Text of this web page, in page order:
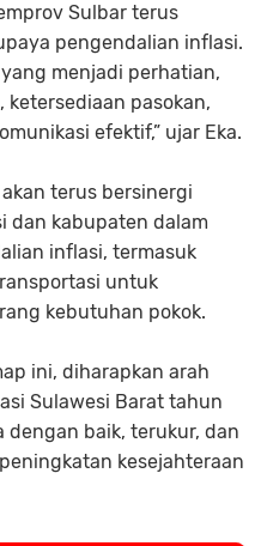
Sulbar terus
pengendalian inflasi.
menjadi perhatian,
pasokan,
efektif,” ujar Eka.
terus bersinergi
dan kabupaten dalam
inflasi, termasuk
untuk
kebutuhan pokok.
ini, diharapkan arah
Sulawesi Barat tahun
dengan baik, terukur, dan
kesejahteraan